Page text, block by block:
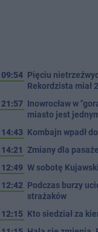
09:54 Pięciu
Rekordzista miał
21:57 Inowrocław w
miasto jest
14:43 Kombajn wpadł
14:21 Zmiany dla
12:49 W sobotę
12:42 Podczas burzy
strażaków
12:15 Kto siedział za